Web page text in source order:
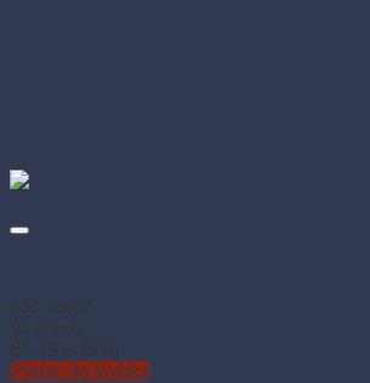
Kód: 68632
Na sklade
€2.19 (s DPH)
Pridať do košíka